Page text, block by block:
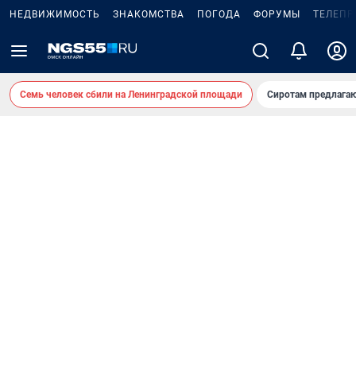
НЕДВИЖИМОСТЬ ЗНАКОМСТВА ПОГОДА ФОРУМЫ
Семь человек сбили на Ленинградской площади Сиротам